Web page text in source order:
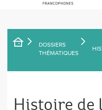
D'ARIANE
DOSSIERS
THÉMATIQUES
Histoire de